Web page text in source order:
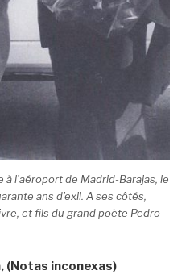
à l’aéroport de Madrid-Barajas, le
ans d’exil. A ses côtés,
et fils du grand poète Pedro
(Notas inconexas)